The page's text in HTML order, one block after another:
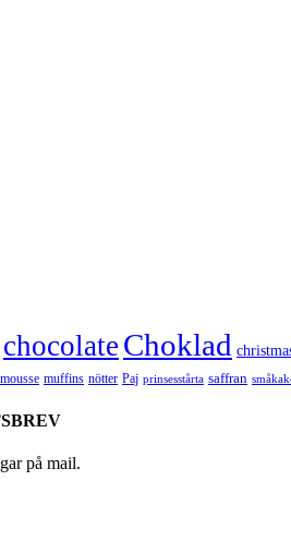
chocolate Choklad
mousse muffins nötter Paj prinsesstårta saffran
på mail.